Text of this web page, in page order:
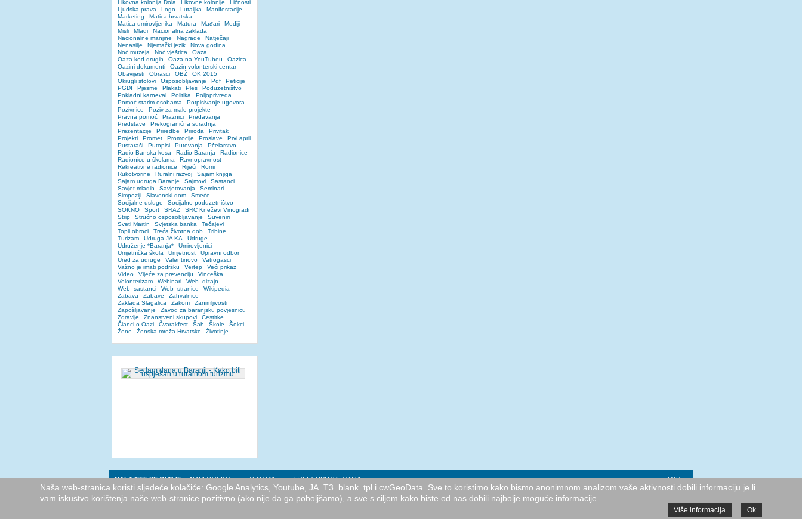
Likovna kolonija Đola
Likovne kolonije
Ličnosti
Ljudska prava
Logo Lutaljka
Manifestacije
Marketing
Matica hrvatska
Matica umirovljenika
Matura Mađari
Mediji
Misli
Mladi
Nacionalna zaklada
Nacionalne manjine
Nagrade
Natječaji
Nenasilje
Njemački jezik
Nova godina
Noć muzeja
Noć vještica
Oaza
Oaza kod drugih
Oaza na YouTubeu
Oazica
Oazini dokumenti
Oazin volonterski centar
Obavijesti
Obrasci OBŽ
OK 2015
Okrugli stolovi
Osposobljavanje Pdf
Peticije
PGDI
Pjesme Plakati Ples
Poduzetništvo
Pokladni karneval
Politika
Poljoprivreda
Pomoć starim osobama
Potpisivanje ugovora
Pozivnice
Poziv za male projekte
Pravna pomoć
Praznici
Predavanja
Predstave
Prekogranična suradnja
Prezentacije
Priredbe Priroda
Privitak
Projekti
Promet Promocije Proslave
Prvi april
Pustaraši
Putopisi Putovanja
Pčelarstvo
Radio Banska kosa
Radio Baranja
Radionice
Radionice u školama
Ravnopravnost
Rekreativne radionice
Riječi
Romi
Rukotvorine
Ruralni razvoj
Sajam knjiga
Sajam udruga Baranje
Sajmovi
Sastanci
Savjet mladih
Savjetovanja
Seminari
Simpoziji
Slavonski dom
Smeće
Socijalne usluge
Socijalno poduzetništvo
SOKNO
Sport SRAZ
SRC Kneževi Vinogradi
Strip
Stručno osposobljavanje
Suveniri
Sveti Martin
Svjetska banka
Tečajevi
Topli obroci
Treća životna dob
Tribine
Turizam
Udruga JA KA
Udruge
Udruženje *Baranja*
Umirovljenici
Umjetnička škola
Umjetnost
Upravni odbor
Ured za udruge
Valentinovo
Vatrogasci
Važno je imati podršku
Vertep
Veći prikaz
Video
Vijeće za prevenciju
Vinceška
Volonterizam
Webinari
Web–dizajn
Web–sastanci
Web–stranice
Wikipedia
Zabava
Zabave
Zahvalnice
Zaklada Slagalica
Zakoni
Zanimljivosti
Zapošljavanje
Zavod za baranjsku povjesnicu
Zdravlje
Znanstveni skupovi
Čestitke
Članci o Oazi
Čvarakfest Šah Škole
Šokci
Žene
Ženska mreža Hrvatske Životinje
NALAZITE SE OVDJE: NASLOVNICA O NAMA TIJELA UPRAVLJANJA TOP
Naša web-stranica koristi sljedeće kolačiće: Google Analytics, Youtube, JA_T3_blank_tpl i cwGeoData. Sve to koristimo kako bismo anonimnom analizom vaše aktivnosti dobili informaciju je li
vam iskustvo korištenja naše web-stranice pozitivno (ako nije da ga poboljšamo), a sve s ciljem kako biste od nas dobili najbolje moguće informacije.
Više informacija Ok